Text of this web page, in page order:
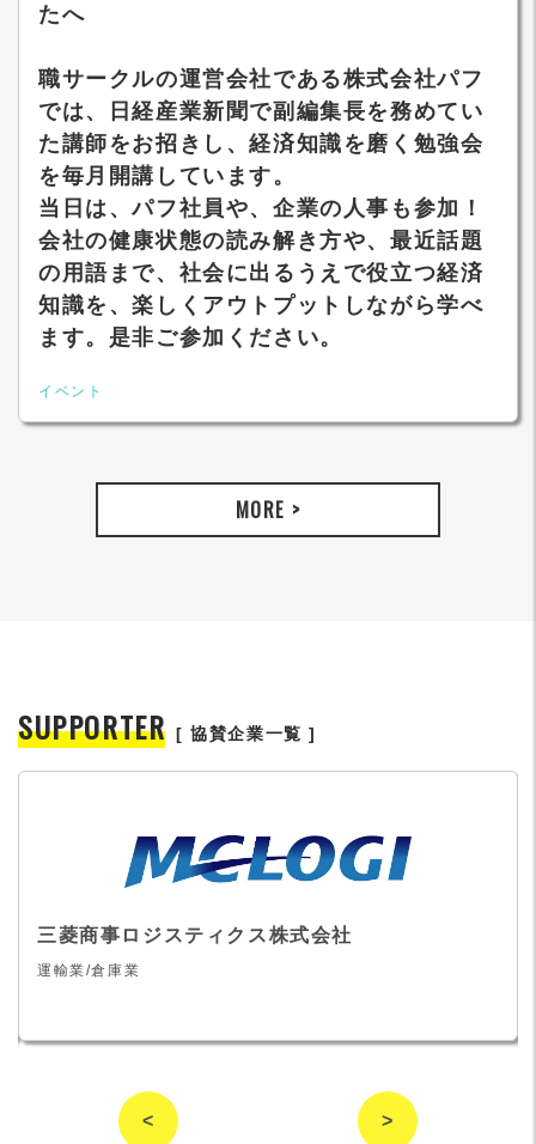
たへ
職サークルの運営会社である株式会社パフ
では、日経産業新聞で副編集長を務めてい
た講師をお招きし、経済知識を磨く勉強会
を毎月開講しています。
当日は、パフ社員や、企業の人事も参加！
会社の健康状態の読み解き方や、最近話題
の用語まで、社会に出るうえで役立つ経済
知識を、楽しくアウトプットしながら学べ
ます。是非ご参加ください。
イベント
MORE >
SUPPORTER [ 協賛企業一覧 ]
<
三菱商事ロジスティクス株式会社
運輸業/倉庫業
>